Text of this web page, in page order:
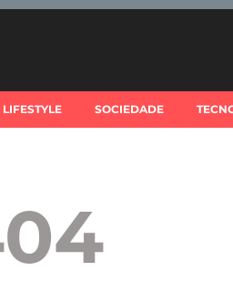
LIFESTYLE SOCIEDADE